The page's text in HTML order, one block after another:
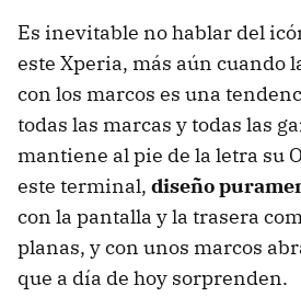
Es inevitable no hablar del
este Xperia, más aún cuando
con los marcos es una
todas las marcas y todas las
mantiene al pie de la letra su
este terminal, diseño
con la pantalla y la trasera
planas, y con unos marcos
que a día de hoy sorprenden.